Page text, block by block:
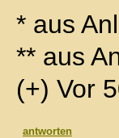
* aus
** aus
(+) Vor
antworten